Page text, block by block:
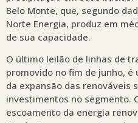
Belo Monte, que, segundo
Norte Energia, produz em
de sua capacidade.
O último leilão de linhas de
promovido no fim de junho,
da expansão das renováveis
investimentos no segmento.
escoamento da energia